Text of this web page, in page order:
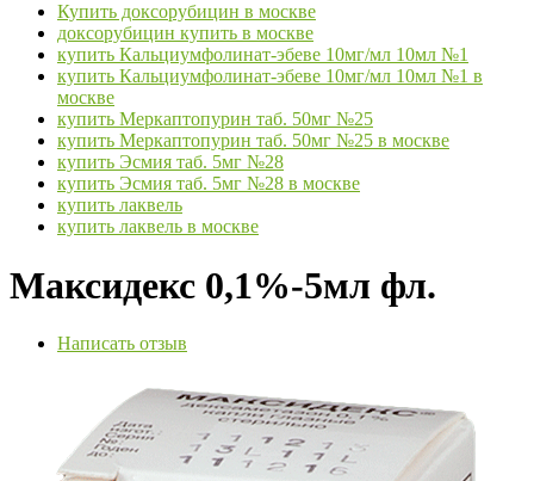
Купить доксорубицин в москве
доксорубицин купить в москве
купить Кальциумфолинат-эбеве 10мг/мл 10мл №1
купить Кальциумфолинат-эбеве 10мг/мл 10мл №1 в
москве
купить Меркаптопурин таб. 50мг №25
купить Меркаптопурин таб. 50мг №25 в москве
купить Эсмия таб. 5мг №28
купить Эсмия таб. 5мг №28 в москве
купить лаквель
купить лаквель в москве
Максидекс 0,1%-5мл фл.
Написать отзыв